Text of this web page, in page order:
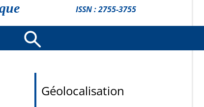
ISSN : 2755-3755
Géolocalisation